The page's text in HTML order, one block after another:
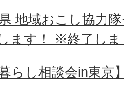
地域おこし協力
ます！ ※終了し
暮らし相談会in東